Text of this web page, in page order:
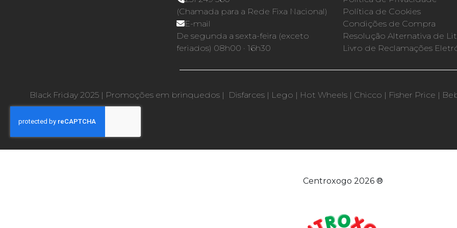
(Chamada para a Rede Fixa Nacional)
E-mail
De segunda a sexta-feira (exceto
feriados) 08h00 · 16h30
Política de Cookies
Condições de Compra
Resolução Alternativa de
Livro de Reclamações
Black Friday 2025 | Promoções em brinquedos | Disfarces | Lego | Hot Wheels | Chicco | Fisher Price |
Centroxogo 2026 ®